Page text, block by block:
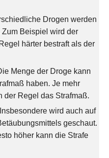
Drogen werden
Beispiel wird der
härter bestraft als der
Menge der Droge kann
haben. Je mehr
der Regel das Strafmaß.
wird auch auf
geschaut.
höher kann die Strafe